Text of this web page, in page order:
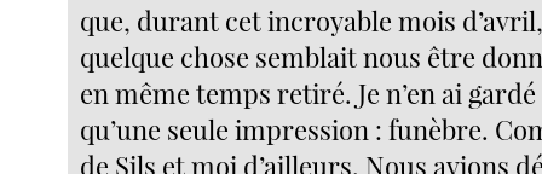
que, durant cet incroyable mois
quelque chose semblait nous être
en même temps retiré. Je n’en ai gardé
qu’une seule impression : funèbre.
de Sils et moi d’ailleurs. Nous avions